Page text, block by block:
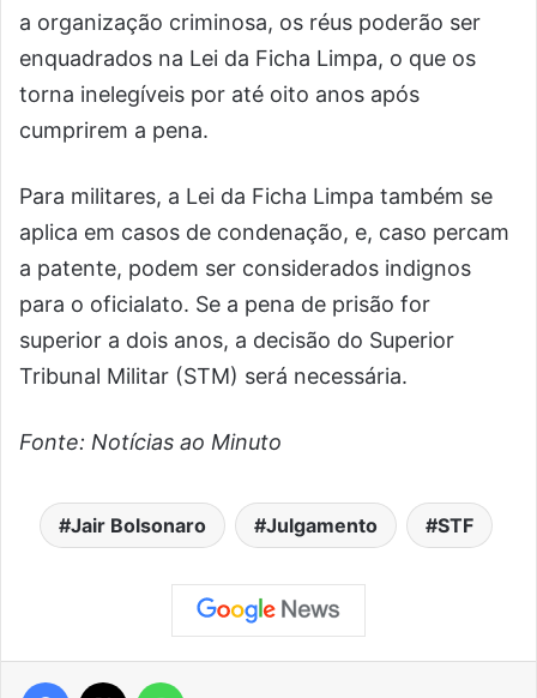
a organização criminosa, os réus poderão ser
enquadrados na Lei da Ficha Limpa, o que os
torna inelegíveis por até oito anos após
cumprirem a pena.
Para militares, a Lei da Ficha Limpa também se
aplica em casos de condenação, e, caso percam
a patente, podem ser considerados indignos
para o oficialato. Se a pena de prisão for
superior a dois anos, a decisão do Superior
Tribunal Militar (STM) será necessária.
Fonte: Notícias ao Minuto
Jair Bolsonaro Julgamento STF
Facebook